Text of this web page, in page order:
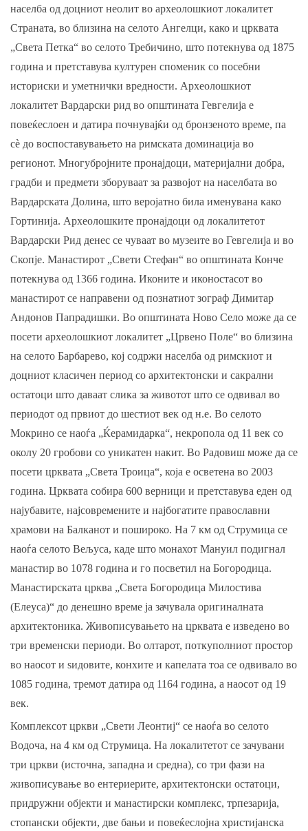
населба од доцниот неолит во археолошкиот локалитет
Страната, во близина на селото Ангелци, како и црквата
„Света Петка“ во селото Требичино, што потекнува од 1875
година и претставува културен споменик со посебни
историски и уметнички вредности. Археолошкиот
локалитет Вардарски рид во општината Гевгелија е
повеќеслоен и датира почнувајќи од бронзеното време, па
сè до воспоставувањето на римската доминација во
регионот. Многубројните пронајдоци, материјални добра,
градби и предмети зборуваат за развојот на населбата во
Вардарската Долина, што веројатно била именувана како
Гортинија. Археолошките пронајдоци од локалитетот
Вардарски Рид денес се чуваат во музеите во Гевгелија и во
Скопје. Манастирот „Свети Стефан“ во општината Конче
потекнува од 1366 година. Иконите и иконостасот во
манастирот се направени од познатиот зограф Димитар
Андонов Папрадишки. Во општината Ново Село може да се
посети археолошкиот локалитет „Црвено Поле“ во близина
на селото Барбарево, кој содржи населба од римскиот и
доцниот класичен период со архитектонски и сакрални
остатоци што даваат слика за животот што се одвивал во
периодот од првиот до шестиот век од н.е. Во селото
Мокрино се наоѓа „Ќерамидарка“, некропола од 11 век со
околу 20 гробови со уникатен накит. Во Радовиш може да се
посети црквата „Светa Троица“, која е осветена во 2003
година. Црквата собира 600 верници и претставува еден од
најубавите, најсовремените и најбогатите православни
храмови на Балканот и пошироко. На 7 км од Струмица се
наоѓа селото Вељуса, каде што монахот Мануил подигнал
манастир во 1078 година и го посветил на Богородица.
Манастирската црква „Света Богородица Милостива
(Елеуса)“ до денешно време ја зачувала оригиналната
архитектоника. Живописувањето на црквата е изведено во
три временски периоди. Во олтарот, поткуполниот простор
во наосот и ѕидовите, конхите и капелата тоа се одвивало во
1085 година, тремот датира од 1164 година, а наосот од 19
век.
Комплексот цркви „Свети Леонтиј“ се наоѓа во селото
Водоча, на 4 км од Струмица. На локалитетот се зачувани
три цркви (источна, западна и средна), со три фази на
живописување во ентериерите, архитектонски остатоци,
придружни објекти и манастирски комплекс, трпезарија,
стопански објекти, две бањи и повеќеслојна христијанска